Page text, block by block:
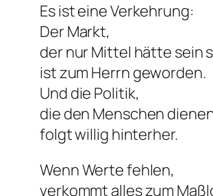
Es ist eine Verkehrung:
Der Markt,
der nur Mittel hätte sein
ist zum Herrn geworden.
Und die Politik,
die den Menschen
folgt willig hinterher.
Wenn Werte fehlen,
verkommt alles zum